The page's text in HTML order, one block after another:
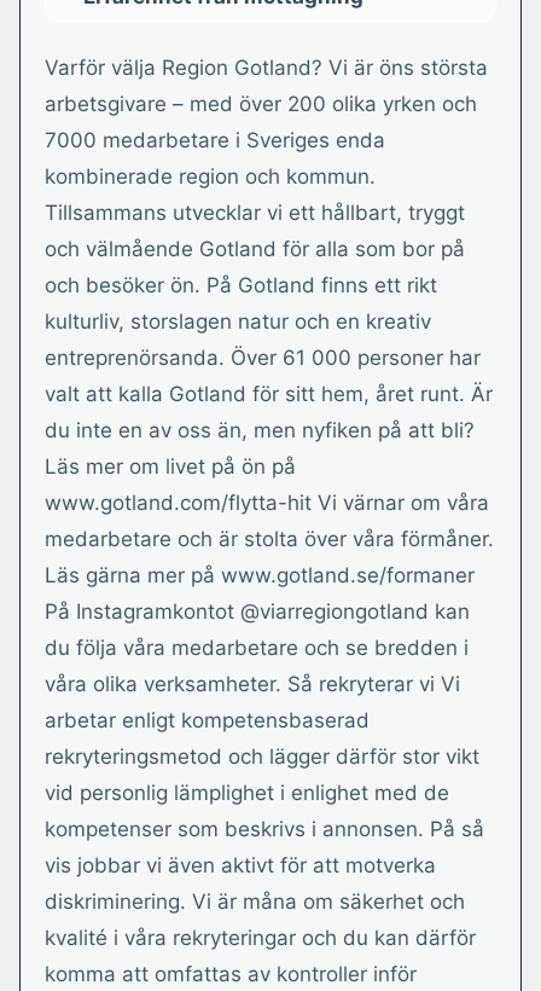
Varför välja Region Gotland? Vi är öns största
arbetsgivare – med över 200 olika yrken och
7000 medarbetare i Sveriges enda
kombinerade region och kommun.
Tillsammans utvecklar vi ett hållbart, tryggt
och välmående Gotland för alla som bor på
och besöker ön. På Gotland finns ett rikt
kulturliv, storslagen natur och en kreativ
entreprenörsanda. Över 61 000 personer har
valt att kalla Gotland för sitt hem, året runt. Är
du inte en av oss än, men nyfiken på att bli?
Läs mer om livet på ön på
www.gotland.com/flytta-hit Vi värnar om våra
medarbetare och är stolta över våra förmåner.
Läs gärna mer på www.gotland.se/formaner
På Instagramkontot @viarregiongotland kan
du följa våra medarbetare och se bredden i
våra olika verksamheter. Så rekryterar vi Vi
arbetar enligt kompetensbaserad
rekryteringsmetod och lägger därför stor vikt
vid personlig lämplighet i enlighet med de
kompetenser som beskrivs i annonsen. På så
vis jobbar vi även aktivt för att motverka
diskriminering. Vi är måna om säkerhet och
kvalité i våra rekryteringar och du kan därför
komma att omfattas av kontroller inför